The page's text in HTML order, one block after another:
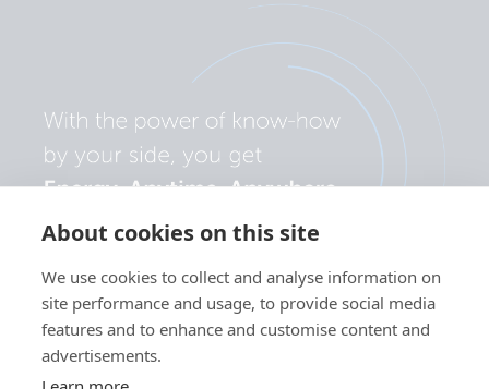
About cookies on this site
We use cookies to collect and analyse information on
site performance and usage, to provide social media
features and to enhance and customise content and
advertisements.